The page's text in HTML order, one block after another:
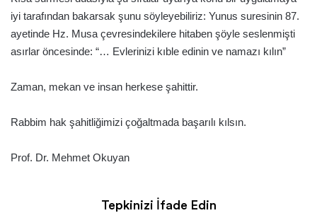
iyi tarafından bakarsak şunu söyleyebiliriz: Yunus suresinin 87.
ayetinde Hz. Musa çevresindekilere hitaben şöyle seslenmişti
asırlar öncesinde: “… Evlerinizi kıble edinin ve namazı kılın”
Zaman, mekan ve insan herkese şahittir.
Rabbim hak şahitliğimizi çoğaltmada başarılı kılsın.
Prof. Dr. Mehmet Okuyan
Tepkinizi İfade Edin